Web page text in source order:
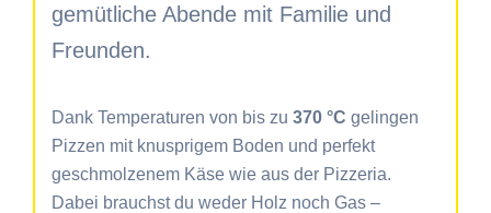
gemütliche Abende mit Familie und
Freunden.
Dank Temperaturen von bis zu 370 °C gelingen
Pizzen mit knusprigem Boden und perfekt
geschmolzenem Käse wie aus der Pizzeria.
Dabei brauchst du weder Holz noch Gas –